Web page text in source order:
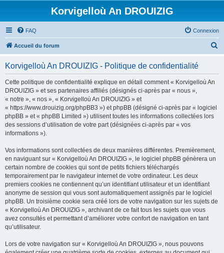
Korvigelloù An DROUIZIG
FAQ Connexion
Accueil du forum
Korvigelloù An DROUIZIG - Politique de confidentialité
Cette politique de confidentialité explique en détail comment « Korvigelloù An
DROUIZIG » et ses partenaires affiliés (désignés ci-après par « nous »,
« notre », « nos », « Korvigelloù An DROUIZIG » et
« https://www.drouizig.org/phpBB3 ») et phpBB (désigné ci-après par « logiciel
phpBB » et « phpBB Limited ») utilisent toutes les informations collectées lors
des sessions d’utilisation de votre part (désignées ci-après par « vos
informations »).
Vos informations sont collectées de deux manières différentes. Premièrement,
en naviguant sur « Korvigelloù An DROUIZIG », le logiciel phpBB génèrera un
certain nombre de cookies qui sont de petits fichiers téléchargés
temporairement par le navigateur internet de votre ordinateur. Les deux
premiers cookies ne contiennent qu’un identifiant utilisateur et un identifiant
anonyme de session qui vous sont automatiquement assignés par le logiciel
phpBB. Un troisième cookie sera créé lors de votre navigation sur les sujets de
« Korvigelloù An DROUIZIG », archivant de ce fait tous les sujets que vous
avez consultés et permettant d’améliorer votre confort de navigation en tant
qu’utilisateur.
Lors de votre navigation sur « Korvigelloù An DROUIZIG », nous pouvons